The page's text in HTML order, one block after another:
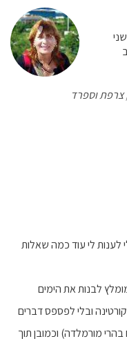
צרפת וספרד
לי עוד כמה שאלות
לבנות את הימים
ובלי לפספס דברים
מורמלדה) וכמובן תוך